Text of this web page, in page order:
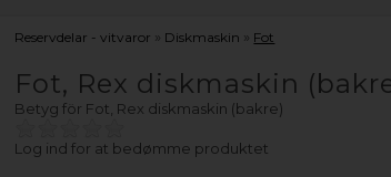
Reservdelar - vitvaror » Diskmaskin » Fot
Fot, Rex diskmaskin
Betyg för Fot, Rex diskmaskin (bakre)
Log ind for at bedømme produktet